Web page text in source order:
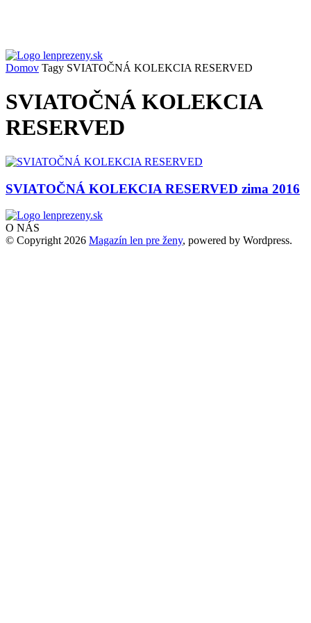
Domov Tagy SVIATOČNÁ KOLEKCIA RESERVED
SVIATOČNÁ KOLEKCIA
RESERVED
SVIATOČNÁ KOLEKCIA RESERVED zima 2016
O NÁS
© Copyright 2026 Magazín len pre ženy, powered by Wordpress.